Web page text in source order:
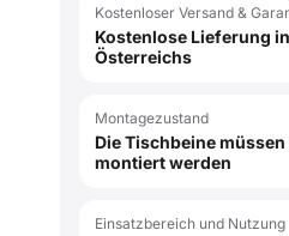
Kostenloser Versand &
Kostenlose Lieferung
Österreichs
Montagezustand
Die Tischbeine
montiert werden
Einsatzbereich und Nutzung